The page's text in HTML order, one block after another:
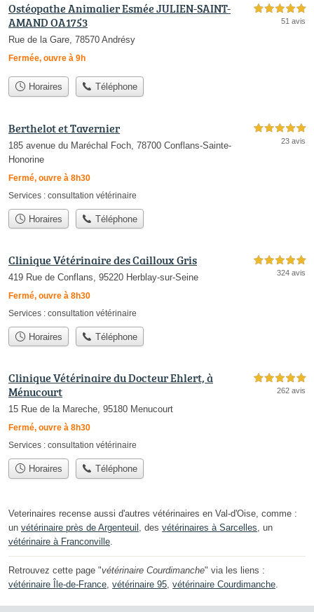
Ostéopathe Animalier Esmée JULIEN-SAINT-
AMAND OA1753
Rue de la Gare, 78570 Andrésy
Fermée, ouvre à 9h
5,0 étoiles sur 5
51 avis
Horaires Téléphone
Berthelot et Tavernier
185 avenue du Maréchal Foch, 78700 Conflans-Sainte-
Honorine
Fermé, ouvre à 8h30
5,0 étoiles sur 5
23 avis
Services : consultation vétérinaire
Horaires Téléphone
Clinique Vétérinaire des Cailloux Gris
419 Rue de Conflans, 95220 Herblay-sur-Seine
Fermé, ouvre à 8h30
5,0 étoiles sur 5
324 avis
Services : consultation vétérinaire
Horaires Téléphone
Clinique Vétérinaire du Docteur Ehlert, à
Ménucourt
15 Rue de la Mareche, 95180 Menucourt
Fermé, ouvre à 8h30
5,0 étoiles sur 5
262 avis
Services : consultation vétérinaire
Horaires Téléphone
Veterinaires recense aussi d'autres vétérinaires en Val-d'Oise, comme :
un vétérinaire près de Argenteuil , des vétérinaires à Sarcelles , un
vétérinaire à Franconville
Retrouvez cette page "vétérinaire Courdimanche" via les liens :
vétérinaire Île-de-France vétérinaire 95 vétérinaire Courdimanche